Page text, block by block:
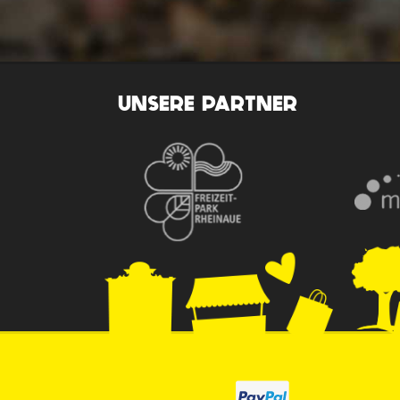
UNSERE PARTNER